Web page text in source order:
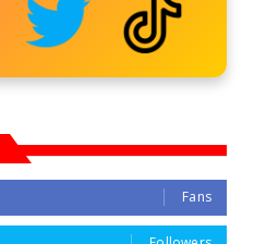
Fans